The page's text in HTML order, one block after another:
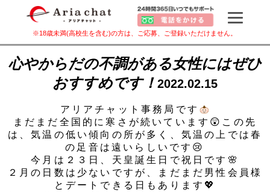
※18歳未満(高校生を含む)の方は、ご応募、ご登録いただけません。
心やからだの不調がある女性にはぜひ
おすすめです！ 2022.02.15
アリアチャット事務局です
まだまだ全国的に寒さが続いています😲この先
は、気温の低い傾向の所が多く、気温の上では春
の足音は遠いらしいです😢
今月は２３日、天皇誕生日で祝日です🌸
２月の日数は少ないですが、まだまだ男性会員様
とデートできる日もあります💖